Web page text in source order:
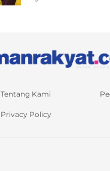
Tentang Kami
Privacy Policy